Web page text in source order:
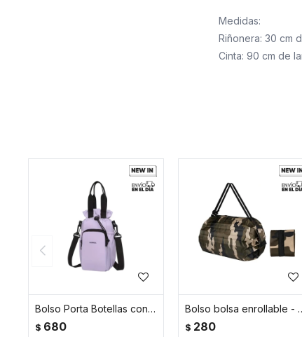
Medidas:
Riñonera: 30 cm
Cinta: 90 cm de
Bolso Porta Botellas con Asa y Bolsillos de Viaje - Lila
$ 680
Bolso
$ 280